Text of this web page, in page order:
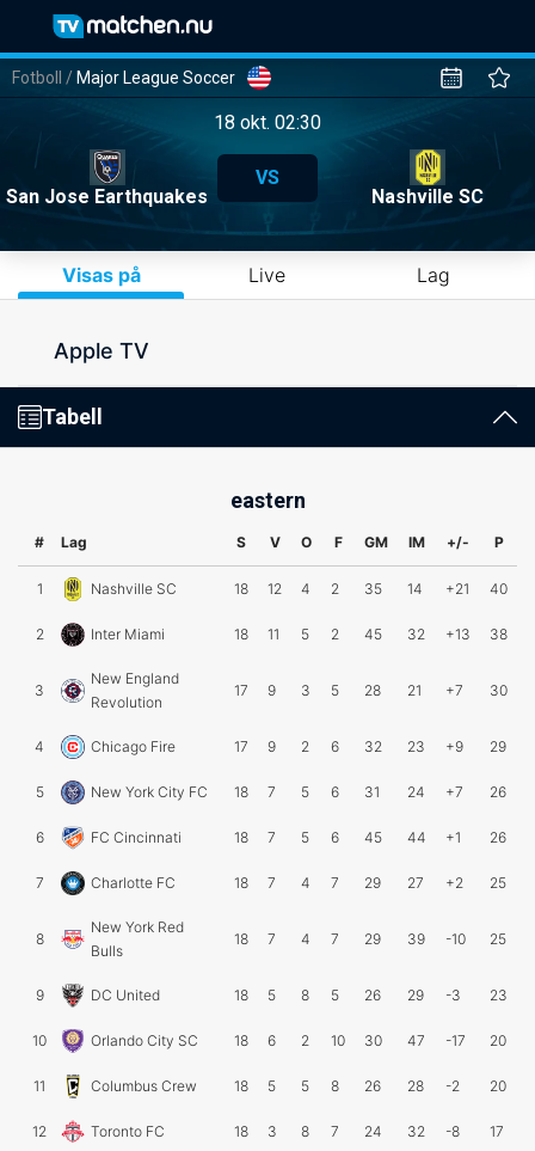
Fotboll / Major League Soccer
18 okt. 02:30
San Jose Earthquakes
VS
Nashville SC
Visas på Live Lag
Apple TV
Tabell
eastern
# Lag S V O F GM IM +/- P
1 Nashville SC 18 12 4 2 35 14 +21 40
2 Inter Miami 18 11 5 2 45 32 +13 38
3
New England
Revolution
17 9 3 5 28 21 +7 30
4 Chicago Fire 17 9 2 6 32 23 +9 29
5 New York City FC 18 7 5 6 31 24 +7 26
6 FC Cincinnati 18 7 5 6 45 44 +1 26
7 Charlotte FC 18 7 4 7 29 27 +2 25
8
New York Red
Bulls
18 7 4 7 29 39 -10 25
9 DC United 18 5 8 5 26 29 -3 23
10 Orlando City SC 18 6 2 10 30 47 -17 20
11 Columbus Crew 18 5 5 8 26 28 -2 20
12 Toronto FC 18 3 8 7 24 32 -8 17